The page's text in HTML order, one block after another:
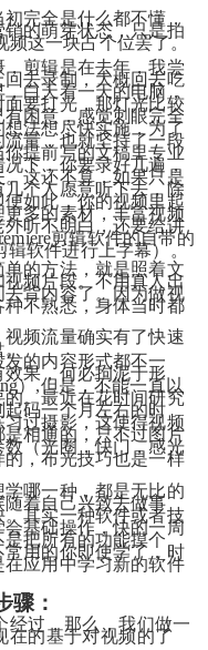
完全是什么都不懂，
的萌芽状态，只是拍
频这一块占个位罢了。
剪辑是在去年，我尝
去录制，大概回去吃
白天看一天的电脑，
要打光，那灯光比较
困意，感觉刺眼完全
法想尽快实施，为了
量，也就坚持了一段
提前写的文稿里专业
下，你要录好几遍，
这还不算，如果只是
个人愿意听下去，除
如此，你的视频里起
多的素材，丰富视频
听不明白，还要给讲
剪辑软件的自带的
辑软件进行上字幕）。
的方法，就是照着文
频片段。不用真人出
背内容了。因为做视
不熟悉，身体当时都
频流量确实有了快速
。
的内容形式都不一
果，何必拘泥于形
）,但是，不能一直以
。最近在花时间研究
码一个月左右的时
过摄影，这使得视频
相通的，只不过图片
（光圈，快门，感光
，布光技巧也是一样
哪一种，都是无比的
着自己兴致去做事
其实一种软件或者技
基础操作，快的一周
把所有的功能摸个
用的你即使学了，时
应用中学习新的软件
骤：
经过，那么，我们做一
在的基于对视频的了